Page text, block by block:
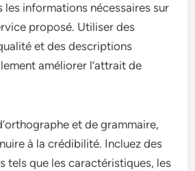
informations nécessaires sur
proposé. Utiliser des
et des descriptions
améliorer l’attrait de
et de grammaire,
à la crédibilité. Incluez des
tels que les caractéristiques, les